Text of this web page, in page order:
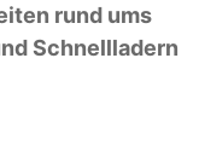
rund ums
Schnellladern